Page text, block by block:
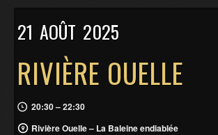
21 AOÛT 2025
RIVIÈRE OUELLE
20:30 – 22:30
Rivière Ouelle – La Baleine endiablée